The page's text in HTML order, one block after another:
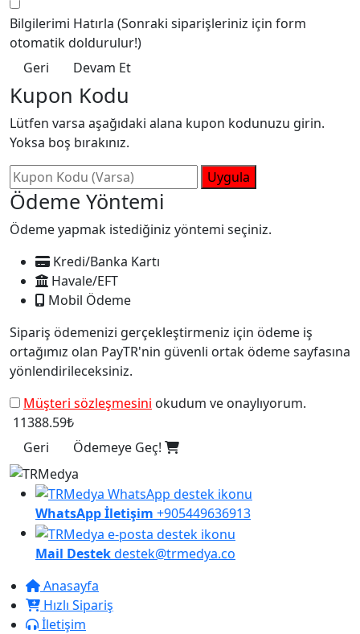
Bilgilerimi Hatırla (Sonraki siparişleriniz için form
otomatik doldurulur!)
Geri
Devam Et
Kupon Kodu
Lütfen varsa aşağıdaki alana kupon kodunuzu girin.
Yoksa boş bırakınız.
Uygula
Ödeme Yöntemi
Ödeme yapmak istediğiniz yöntemi seçiniz.
Kredi/Banka Kartı
Havale/EFT
Mobil Ödeme
Sipariş ödemenizi gerçekleştirmeniz için ödeme iş
ortağımız olan PayTR'nin güvenli ortak ödeme sayfasına
yönlendirileceksiniz.
Müşteri sözleşmesini okudum ve onaylıyorum.
11388.59₺
Geri
Ödemeye Geç!
WhatsApp İletişim +905449636913
Mail Destekdestek@trmedya.co
Anasayfa
Hızlı Sipariş
İletişim